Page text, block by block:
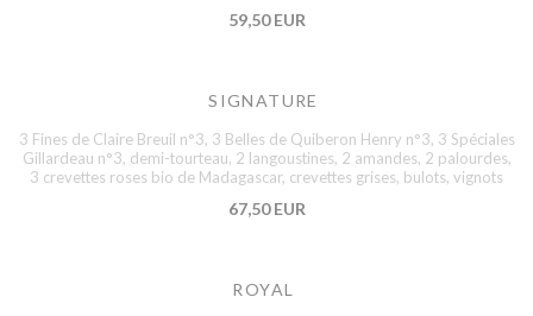
59,50 EUR
SIGNATURE
3 Fines de Claire Breuil n°3, 3 Belles de Quiberon Henry n°3, 3 Spéciales
Gillardeau n°3, demi-tourteau, 2 langoustines, 2 amandes, 2 palourdes,
3 crevettes roses bio de Madagascar, crevettes grises, bulots, vignots
67,50 EUR
ROYAL